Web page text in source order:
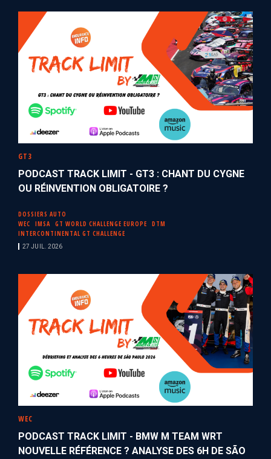
GT3
PODCAST TRACK LIMIT - GT3 : CHANT DU CYGNE
OU RÉINVENTION OBLIGATOIRE ?
DOSSIERS AUTO
WEC
IMSA GT WORLD CHALLENGE EUROPE
DTM
INTERCONTINENTAL GT CHALLENGE
27 JUIL. 2026
WEC
PODCAST TRACK LIMIT - BMW M TEAM WRT
NOUVELLE RÉFÉRENCE ? ANALYSE DES 6H DE SÃO